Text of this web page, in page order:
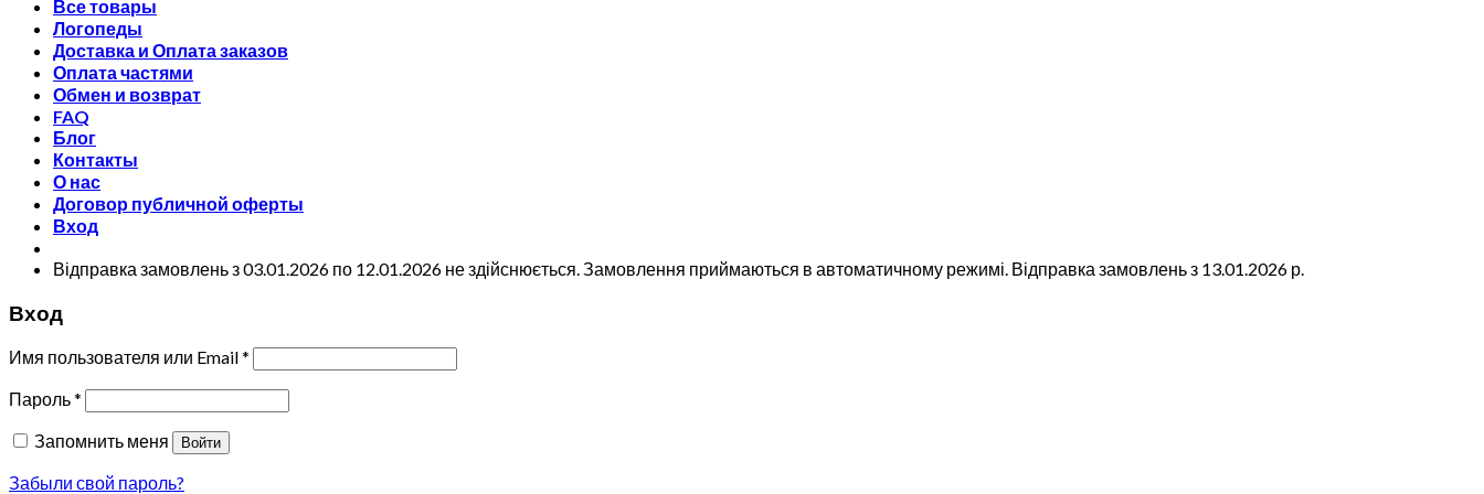
Все товары
Логопеды
Доставка и Оплата заказов
Оплата частями
Обмен и возврат
FAQ
Блог
Контакты
О нас
Договор публичной оферты
Вход
Відправка замовлень з 03.01.2026 по 12.01.2026 не здійснюється. Замовлення приймаються в автоматичному режимі. Відправка замовлень з 13.01.2026 р.
Вход
Имя пользователя или Email*
Пароль*
Запомнить меня
Войти
Забыли свой пароль?